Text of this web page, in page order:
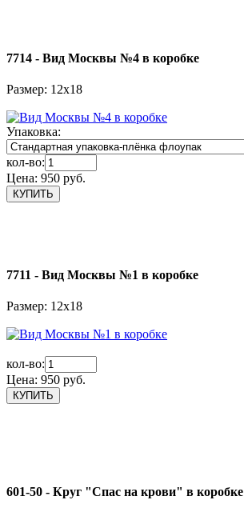
7714 - Вид Москвы №4 в коробке
Размер: 12х18
Упаковка:
кол-во:
Цена: 950 руб.
7711 - Вид Москвы №1 в коробке
Размер: 12х18
кол-во:
Цена: 950 руб.
601-50 - Круг "Спас на крови" в коробке